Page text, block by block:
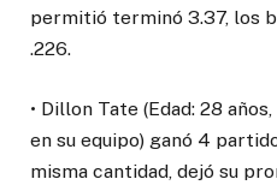
permitió terminó 3.37, los
.226.
• Dillon Tate (Edad: 28
en su equipo) ganó 4
misma cantidad, dejó su